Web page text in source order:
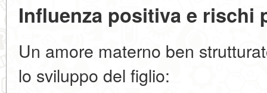
Influenza positiva e rischi
Un amore materno ben
lo sviluppo del figlio: